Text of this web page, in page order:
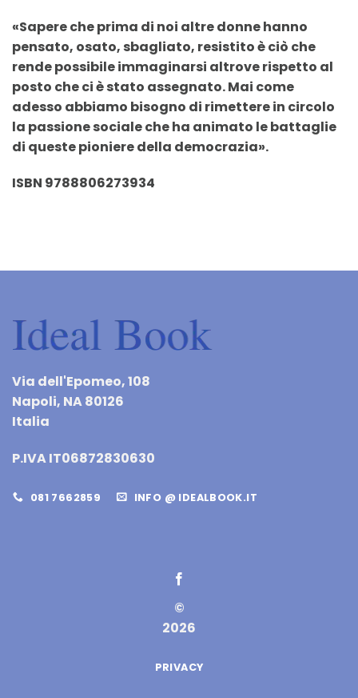
«Sapere che prima di noi altre donne hanno
pensato, osato, sbagliato, resistito è ciò che
rende possibile immaginarsi altrove rispetto al
posto che ci è stato assegnato. Mai come
adesso abbiamo bisogno di rimettere in circolo
la passione sociale che ha animato le battaglie
di queste pioniere della democrazia».
ISBN 9788806273934
Via dell'Epomeo, 108
Napoli, NA 80126
Italia
P.IVA IT06872830630
081 7662859 INFO @ IDEALBOOK.IT
©
2026
PRIVACY